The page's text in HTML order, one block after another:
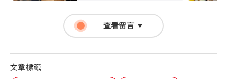
查看留言 ▼
文章標籤